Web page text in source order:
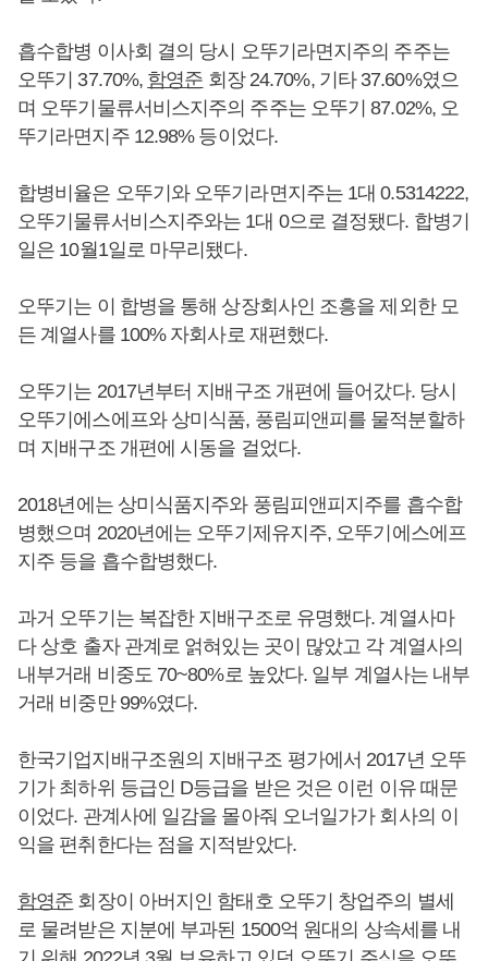
흡수합병 이사회 결의 당시 오뚜기라면지주의 주주는
오뚜기 37.70%, 함영준 회장 24.70%, 기타 37.60%였으
며 오뚜기물류서비스지주의 주주는 오뚜기 87.02%, 오
뚜기라면지주 12.98% 등이었다.
합병비율은 오뚜기와 오뚜기라면지주는 1대 0.5314222,
오뚜기물류서비스지주와는 1대 0으로 결정됐다. 합병기
일은 10월1일로 마무리됐다.
오뚜기는 이 합병을 통해 상장회사인 조흥을 제외한 모
든 계열사를 100% 자회사로 재편했다.
오뚜기는 2017년부터 지배구조 개편에 들어갔다. 당시
오뚜기에스에프와 상미식품, 풍림피앤피를 물적분할하
며 지배구조 개편에 시동을 걸었다.
2018년에는 상미식품지주와 풍림피앤피지주를 흡수합
병했으며 2020년에는 오뚜기제유지주, 오뚜기에스에프
지주 등을 흡수합병했다.
과거 오뚜기는 복잡한 지배구조로 유명했다. 계열사마
다 상호 출자 관계로 얽혀있는 곳이 많았고 각 계열사의
내부거래 비중도 70~80%로 높았다. 일부 계열사는 내부
거래 비중만 99%였다.
한국기업지배구조원의 지배구조 평가에서 2017년 오뚜
기가 최하위 등급인 D등급을 받은 것은 이런 이유 때문
이었다. 관계사에 일감을 몰아줘 오너일가가 회사의 이
익을 편취한다는 점을 지적받았다.
함영준 회장이 아버지인 함태호 오뚜기 창업주의 별세
로 물려받은 지분에 부과된 1500억 원대의 상속세를 내